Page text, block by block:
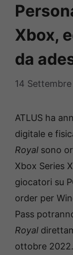
Xbox,
da
14
ATLUS ha
digitale e
Royal sono
Xbox Series
giocatori su
order per
Pass
Royal
ottobre 2022.